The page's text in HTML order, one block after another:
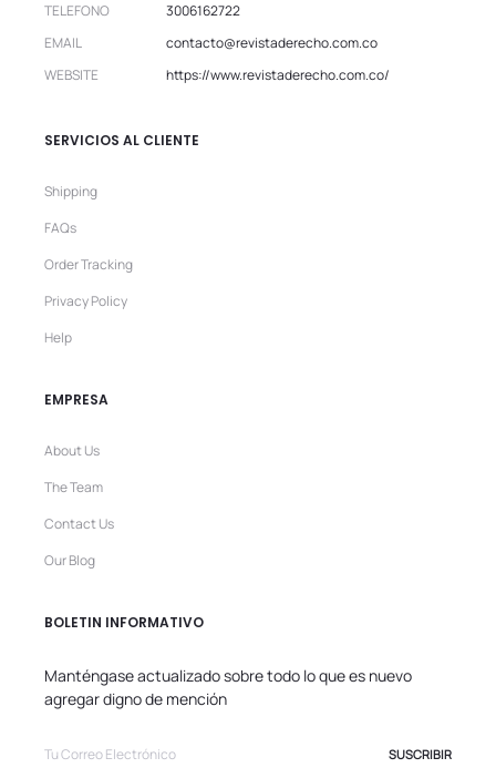
TELEFONO
3006162722
EMAIL
contacto@revistaderecho.com.co
WEBSITE
https://www.revistaderecho.com.co/
SERVICIOS AL CLIENTE
Shipping
FAQs
Order Tracking
Privacy Policy
Help
EMPRESA
About Us
The Team
Contact Us
Our Blog
BOLETIN INFORMATIVO
Manténgase actualizado sobre todo lo que es nuevo
agregar digno de mención